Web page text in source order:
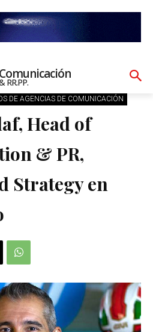
Comunicación
RR.PP.
DE AGENCIAS DE COMUNICACIÓN
Head of
& PR,
Strategy en